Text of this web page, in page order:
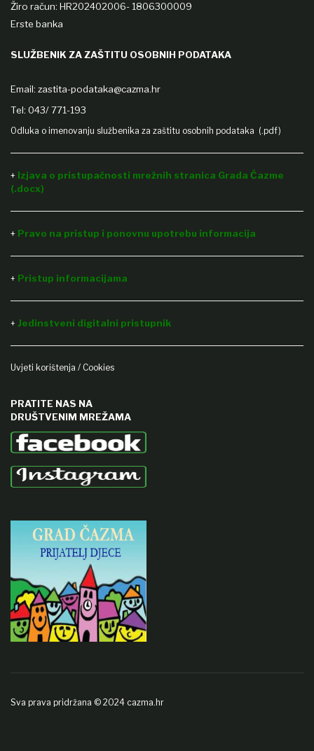
Žiro račun: HR202402006- 1806300009
Erste banka
SLUŽBENIK ZA ZAŠTITU OSOBNIH PODATAKA
Email: zastita-podataka@cazma.hr
Tel: 043/ 771-193
Odluka o imenovanju službenika za zaštitu osobnih podataka (.pdf)
+ Izjava o pristupačnosti mrežnih stranica Grada Čazme
(.docx)
+ Pravo na pristup i ponovnu upotrebu informacija
+ Pristup informacijama
+ Jedinstveni digitalni pristupnik
Uvjeti korištenja / Cookies
PRATITE NAS NA
DRUŠTVENIM MREŽAMA
Sva prava pridržana © 2024 cazma.hr